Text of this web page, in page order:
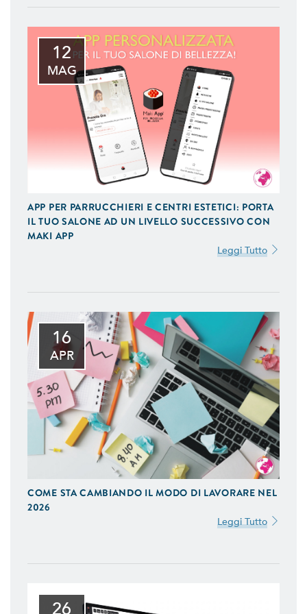
12
MAG
APP PER PARRUCCHIERI E CENTRI ESTETICI: PORTA
IL TUO SALONE AD UN LIVELLO SUCCESSIVO CON
MAKI APP
Leggi Tutto
16
APR
COME STA CAMBIANDO IL MODO DI LAVORARE NEL
2026
Leggi Tutto